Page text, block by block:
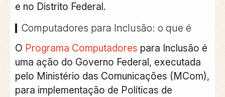
e no Distrito Federal.
Computadores para Inclusão: o que é
O Programa Computadores para Inclusão é
uma ação do Governo Federal, executada
pelo Ministério das Comunicações (MCom),
para implementação de Políticas de